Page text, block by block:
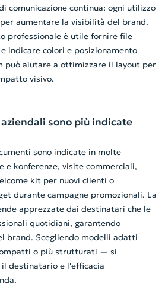
comunicazione continua: ogni utilizzo
aumentare la visibilità del brand.
professionale è utile fornire file
indicare colori e posizionamento
può aiutare a ottimizzare il layout per
visivo.
sono più indicate
sono indicate in molte
e konferenze, visite commerciali,
kit per nuovi clienti o
durante campagne promozionali. La
apprezzate dai destinatari che le
quotidiani, garantendo
brand. Scegliendo modelli adatti
o più strutturati — si
destinatario e l'efficacia